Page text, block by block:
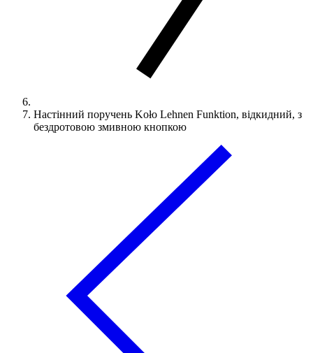
Настінний поручень Koło Lehnen Funktion, відкидний, з
бездротовою змивною кнопкою